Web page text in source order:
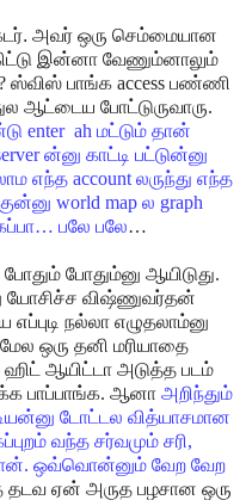
. அவர் ஒரு செம்மையான
இன்னா வேணும்னாலும்
பாங்க access பண்ணி
ஆட்டைய போட்டுருவாரு.
enter ah மட்டும் தான்
ன்னு காட்டி பட்டுன்னு
எந்த account லருந்து எந்த
world map ல graph
பலே பலே…
போதும்னு ஆயிடுது.
யோசிச்ச விஷ்ணுவர்தன்
நல்லா எழுதலாம்னு
ஒரு தனி மரியாதை
ஆயிட்டா அடுத்த படம்
பாப்பாங்க. ஆனா அறிந்தும்
டோட்டல வித்யாசமான
வந்த சர்வமும் சரி,
ஒவ்வொன்னும் வேற வேற
ஏன் அருத பழசான ஒரு